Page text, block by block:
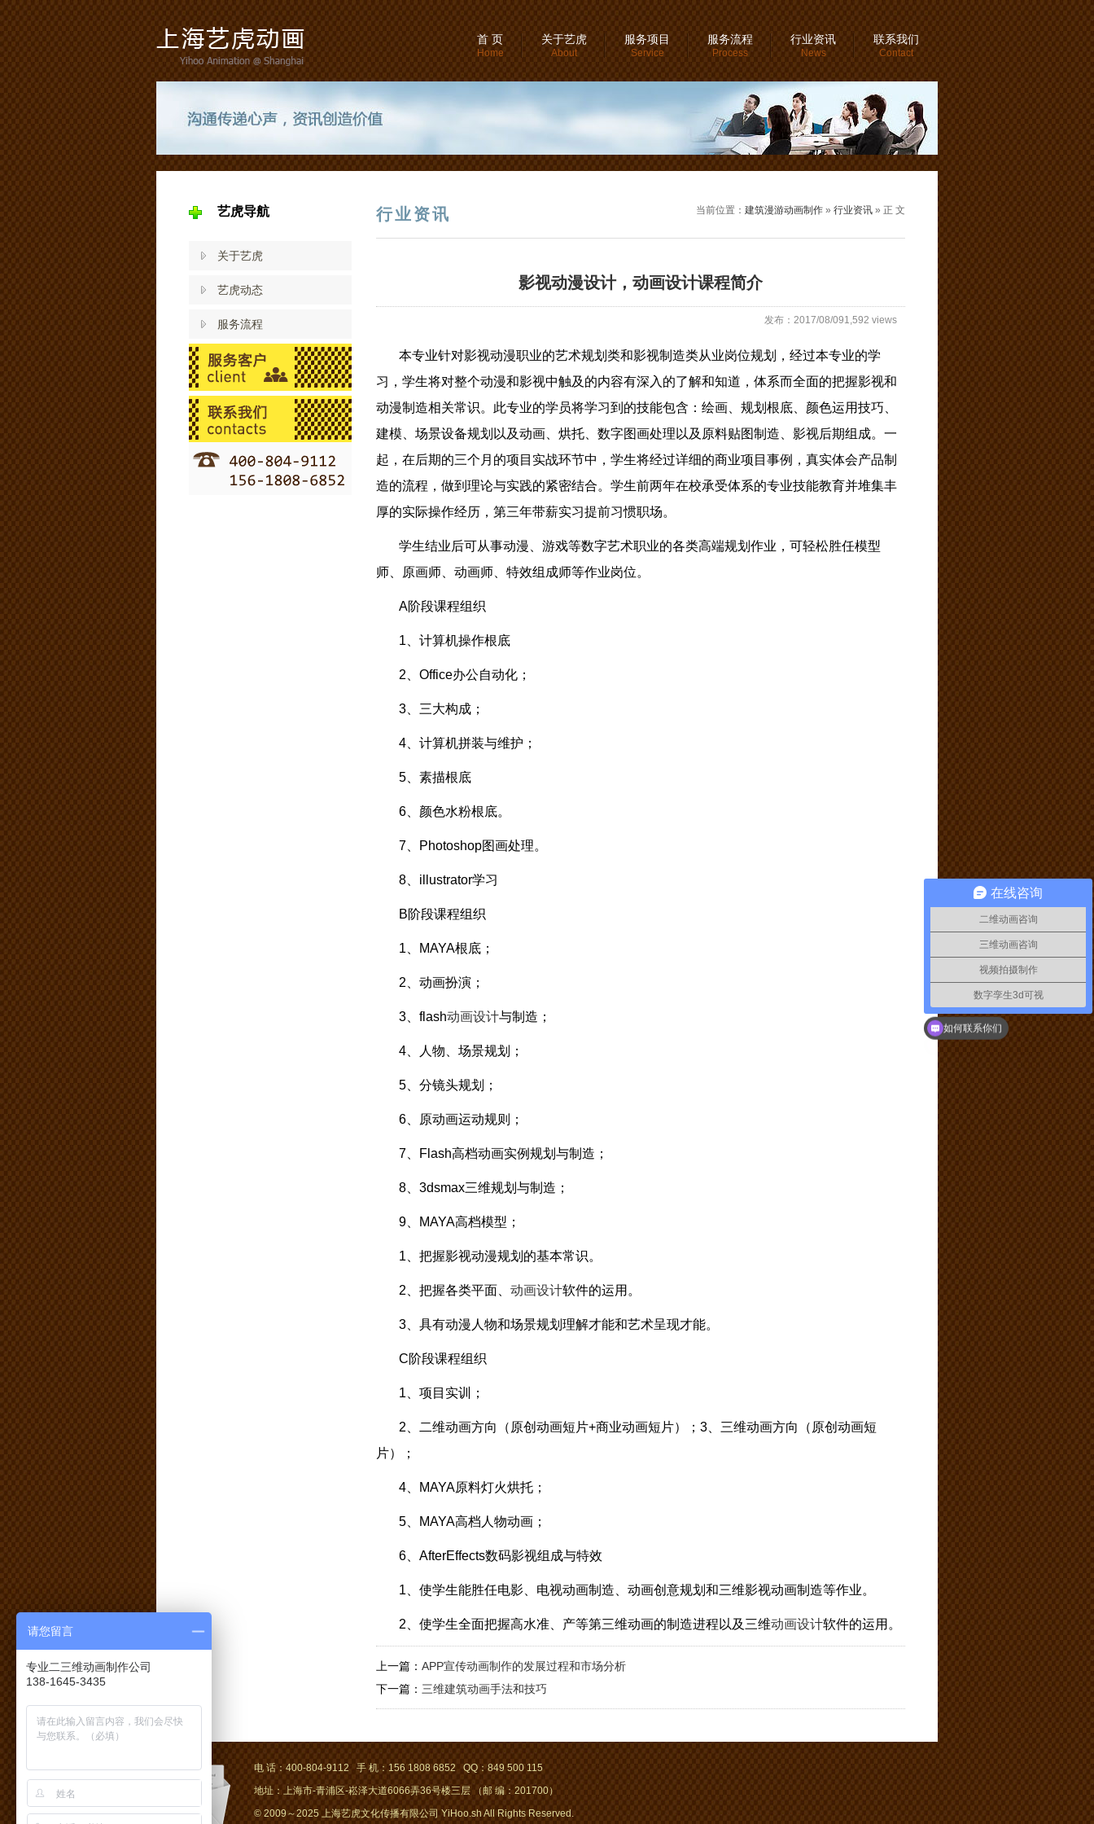
首 页
Home
关于艺虎
About
服务项目
Service
服务流程
Process
行业资讯
News
联系我们
Contact
艺虎导航
关于艺虎
艺虎动态
服务流程
行业资讯 当前位置： 建筑漫游动画制作 » 行业资讯 » 正 文
影视动漫设计，动画设计课程简介
发布：2017/08/091,592 views
本专业针对影视动漫职业的艺术规划类和影视制造类从业岗位规划，经过本专业的学
习，学生将对整个动漫和影视中触及的内容有深入的了解和知道，体系而全面的把握影视和
动漫制造相关常识。此专业的学员将学习到的技能包含：绘画、规划根底、颜色运用技巧、
建模、场景设备规划以及动画、烘托、数字图画处理以及原料贴图制造、影视后期组成。一
起，在后期的三个月的项目实战环节中，学生将经过详细的商业项目事例，真实体会产品制
造的流程，做到理论与实践的紧密结合。学生前两年在校承受体系的专业技能教育并堆集丰
厚的实际操作经历，第三年带薪实习提前习惯职场。
学生结业后可从事动漫、游戏等数字艺术职业的各类高端规划作业，可轻松胜任模型
师、原画师、动画师、特效组成师等作业岗位。
A阶段课程组织
1、计算机操作根底
2、Office办公自动化；
3、三大构成；
4、计算机拼装与维护；
5、素描根底
6、颜色水粉根底。
7、Photoshop图画处理。
8、illustrator学习
B阶段课程组织
1、MAYA根底；
2、动画扮演；
3、flash动画设计与制造；
4、人物、场景规划；
5、分镜头规划；
6、原动画运动规则；
7、Flash高档动画实例规划与制造；
8、3dsmax三维规划与制造；
9、MAYA高档模型；
1、把握影视动漫规划的基本常识。
2、把握各类平面、 动画设计软件的运用。
3、具有动漫人物和场景规划理解才能和艺术呈现才能。
C阶段课程组织
1、项目实训；
2、二维动画方向（原创动画短片+商业动画短片）；3、三维动画方向（原创动画短
片）；
4、MAYA原料灯火烘托；
5、MAYA高档人物动画；
6、AfterEffects数码影视组成与特效
1、使学生能胜任电影、电视动画制造、动画创意规划和三维影视动画制造等作业。
2、使学生全面把握高水准、产等第三维动画的制造进程以及三维动画设计软件的运用。
上一篇： APP宣传动画制作的发展过程和市场分析
下一篇： 三维建筑动画手法和技巧
电 话：400-804-9112 手 机：156 1808 6852 QQ：849 500 115
地址：上海市-青浦区-崧泽大道6066弄36号楼三层 （邮 编：201700）
© 2009～2025 上海艺虎文化传播有限公司 YiHoo.sh All Rights Reserved.
在线咨询
二维动画咨询
三维动画咨询
视频拍摄制作
数字孪生3d可视
如何联系你们
请您留言
专业二三维动画制作公司
138-1645-3435